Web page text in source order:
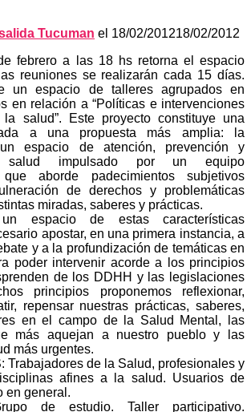
Tucuman el 18/02/201218/02/2012
febrero a las 18 hs retorna el espacio
reuniones se realizarán cada 15 días.
un espacio de talleres agrupados en
en relación a “Políticas e intervenciones
salud”. Este proyecto constituye una
a una propuesta más amplia: la
espacio de atención, prevención y
salud impulsado por un equipo
que aborde padecimientos subjetivos
de derechos y problemáticas
miradas, saberes y prácticas.
espacio de estas características
apostar, en una primera instancia, a
y a la profundización de temáticas en
poder intervenir acorde a los principios
de los DDHH y las legislaciones
principios proponemos reflexionar,
repensar nuestras prácticas, saberes,
en el campo de la Salud Mental, las
más aquejan a nuestro pueblo y las
más urgentes.
Trabajadores de la Salud, profesionales y
afines a la salud. Usuarios de
en general.
de estudio. Taller participativo.